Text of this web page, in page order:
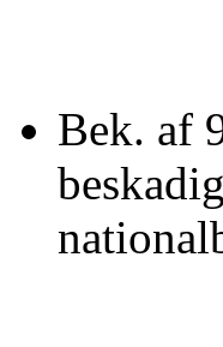
Bek. af